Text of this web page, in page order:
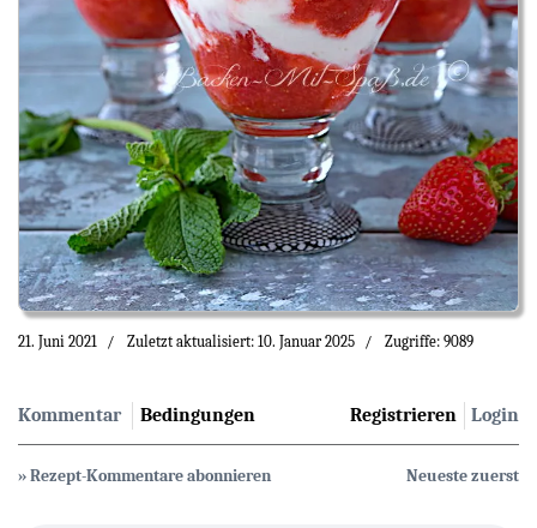
21. Juni 2021 Zuletzt aktualisiert: 10. Januar 2025 Zugriffe: 9089
Kommentar Bedingungen Login
Registrieren
» Rezept-Kommentare abonnieren Neueste zuerst